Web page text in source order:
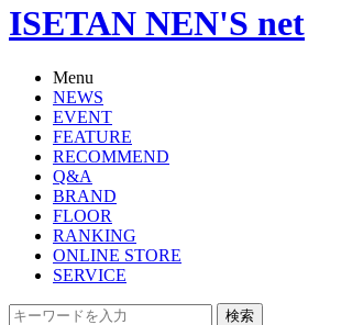
ISETAN NEN'S net
Menu
NEWS
EVENT
FEATURE
RECOMMEND
Q&A
BRAND
FLOOR
RANKING
ONLINE STORE
SERVICE
検索